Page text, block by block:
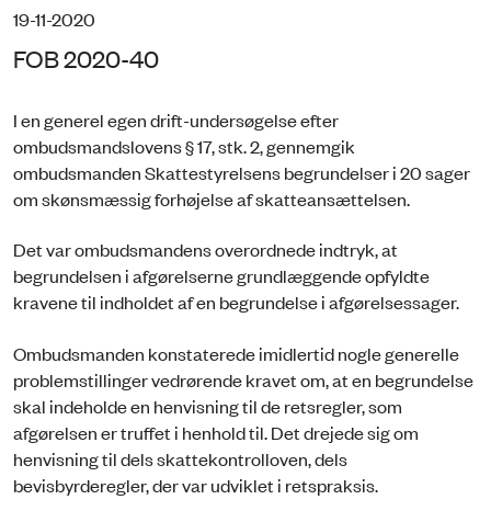
19-11-2020
FOB 2020-40
I en generel egen drift-undersøgelse efter
ombudsmandslovens § 17, stk. 2, gennemgik
ombudsmanden Skattestyrelsens begrundelser i 20 sager
om skønsmæssig forhøjelse af skatteansættelsen.
Det var ombudsmandens overordnede indtryk, at
begrundelsen i afgørelser­ne grundlæggende opfyldte
kravene til indholdet af en begrundelse i afgørelsessager.
Ombudsmanden konstaterede imidlertid nogle generelle
problemstillinger vedrørende kravet om, at en begrundelse
skal indeholde en henvisning til de retsregler, som
afgørelsen er truffet i henhold til. Det drejede sig om
henvisning til dels skattekontrolloven, dels
bevisbyrderegler, der var udviklet i retspraksis.